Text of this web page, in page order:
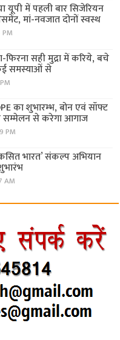
में पहली बार सिजेरियन
मां-नवजात दोनों स्वस्थ
सही मुद्रा में करिये, बचे
समस्याओं से
का शुभारम्भ, बोन एवं सॉफ्ट
सम्मेलन से करेगा आगाज
PM
भारत’ संकल्प अभियान
AM